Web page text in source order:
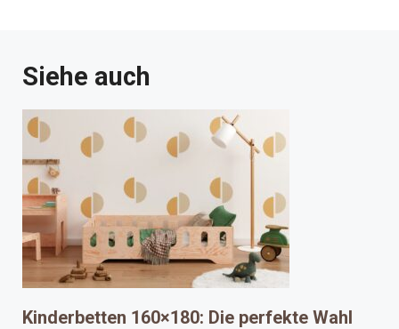
Siehe auch
Kinderbetten 160×180: Die perfekte Wahl